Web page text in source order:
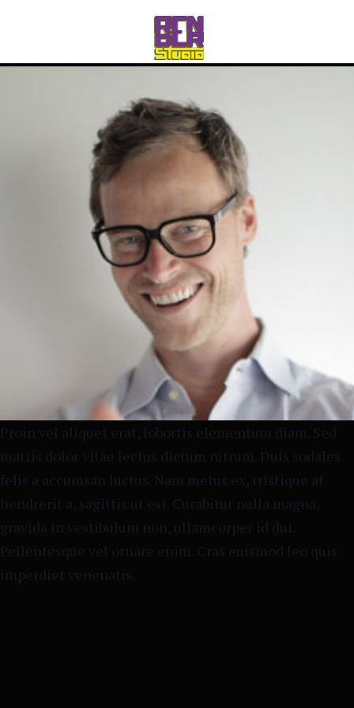
Abr 27 2021
Proin vel aliquet erat, lobortis elementum diam. Sed
mattis dolor vitae lectus dictum rutrum. Duis sodales
felis a accumsan luctus. Nam metus ex, tristique at
hendrerit a, sagittis ut est. Curabitur nulla magna,
gravida in vestibulum non, ullamcorper id dui.
Pellentesque vel ornare enim. Cras euismod leo quis
imperdiet venenatis.